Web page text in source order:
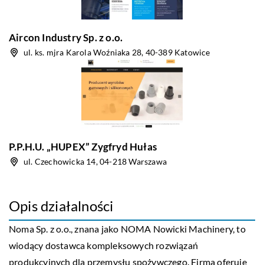
Aircon Industry Sp. z o.o.
ul. ks. mjra Karola Woźniaka 28, 40-389 Katowice
P.P.H.U. „HUPEX” Zygfryd Hułas
ul. Czechowicka 14, 04-218 Warszawa
Opis działalności
NomaSp. z o.o., znana jako NOMA Nowicki Machinery, to
wiodący dostawca kompleksowych rozwiązań
produkcyjnych dla przemysłu spożywczego. Firma oferuje